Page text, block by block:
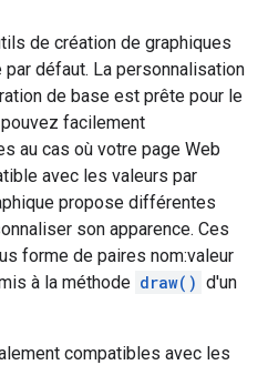
de création de graphiques
défaut. La personnalisation
de base est prête pour le
facilement
au cas où votre page Web
avec les valeurs par
propose différentes
son apparence. Ces
forme de paires nom:valeur
à la méthode draw() d'un
compatibles avec les